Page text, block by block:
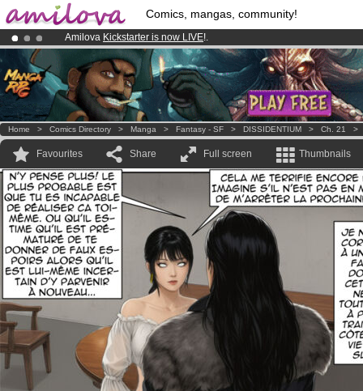
Comics, mangas, community!
Amilova Kickstarter is now LIVE!.
Premium membership from3.95 eurosper month !Get membership
Already 100000membersand 1000 comics & mangas!.
Home > Comics Directory > Manga > Fantasy - SF > DISSIDENTIUM > Ch. 21
Favourites Share Full screen Thumbnails